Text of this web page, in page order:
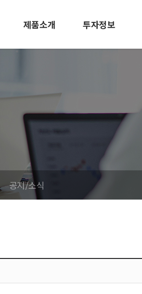
제품소개
바닥신호등
사출/금형
도로표지병
투자정보
공고
내부정보관리규정
공지/소식